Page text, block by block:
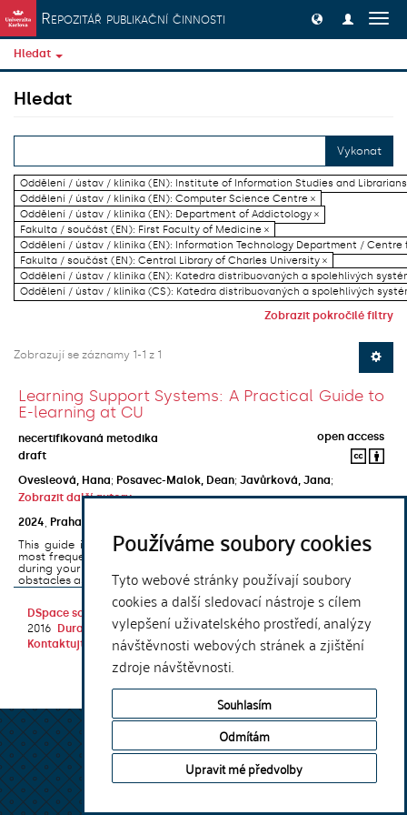
Používáme soubory cookies
Tyto webové stránky používají soubory
cookies a další sledovací nástroje s cílem
vylepšení uživatelského prostředí, analýzy
návštěvnosti webových stránek a zjištění
zdroje návštěvnosti.
Souhlasím
Odmítám
Upravit mé předvolby
Přeskočit na obsah
Repozitář publikační činnosti
Hledat
Hledat
Vykonat
Oddělení / ústav / klinika (EN): Institute of Information Studies and
Oddělení / ústav / klinika (EN): Computer Science Centre ×
Oddělení / ústav / klinika (EN): Department of Addictology ×
Fakulta / součást (EN): First Faculty of Medicine ×
Oddělení / ústav / klinika (EN): Information Technology Department / Centre
Fakulta / součást (EN): Central Library of Charles University ×
Oddělení / ústav / klinika (EN): Katedra distribuovaných a spolehlivých
Oddělení / ústav / klinika (CS): Katedra distribuovaných a spolehlivých
Zobrazit pokročilé filtry
Zobrazují se záznamy 1-1 z 1
Learning Support Systems: A Practical Guide to
E-learning at CU
necertifikovaná metodika
open access
draft
Ovesleová, Hana; Posavec-Malok, Dean; Javůrková, Jana;
Zobrazit další autory
2024
Praha
This guide introduces the e-learning support tools that are used
most frequently at Charles University and that you may encounter
during your studies. It will also help you to avoid the most common
obstacles associated ...
DSpace software
2016
DuraSpace
Kontaktujte nás |Vyjádření názoru
Theme by